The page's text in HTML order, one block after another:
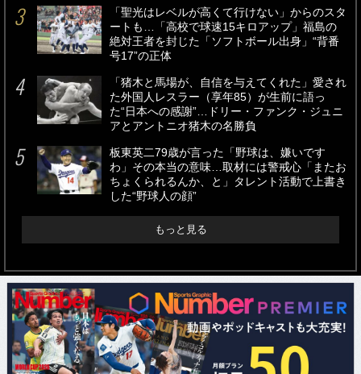
「聖光はレベルが高くて行けない」からのスタ
ートも…「高校で球速15キロアップ」福島の
絶対王者を封じた「ソフトボール出身」“背番
号17”の正体
「猪木と馬場が、自信を与えてくれた」愛され
た外国人レスラー（享年85）が生前に語っ
た“日本への感謝”…ドリー・ファンク・ジュニ
アとアントニオ猪木の名勝負
板東英二79歳が言った「野球は、嫌いです
わ」その本当の意味…取材には警戒心「またお
ちょくられるんか、と」タレント活動で上書き
した“野球人の顔”
もっと見る